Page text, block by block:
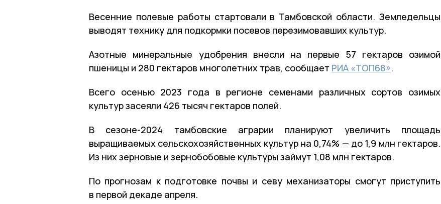
Весенние полевые работы стартовали в Тамбовской области. Земледельцы
выводят технику для подкормки посевов перезимовавших культур.
Азотные минеральные удобрения внесли на первые 57 гектаров озимой
пшеницы и 280 гектаров многолетних трав, сообщает РИА «ТОП68».
Всего осенью 2023 года в регионе семенами различных сортов озимых
культур засеяли 426 тысяч гектаров полей.
В сезоне-2024 тамбовские аграрии планируют увеличить площадь
выращиваемых сельскохозяйственных культур на 0,74% — до 1,9 млн гектаров.
Из них зерновые и зернобобовые культуры займут 1,08 млн гектаров.
По прогнозам к подготовке почвы и севу механизаторы смогут приступить
в первой декаде апреля.